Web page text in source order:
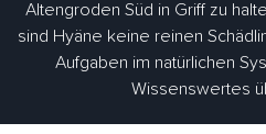
Altengroden Süd in Griff zu
sind Hyäne keine reinen
Aufgaben im natürlichen
Wissenswertes